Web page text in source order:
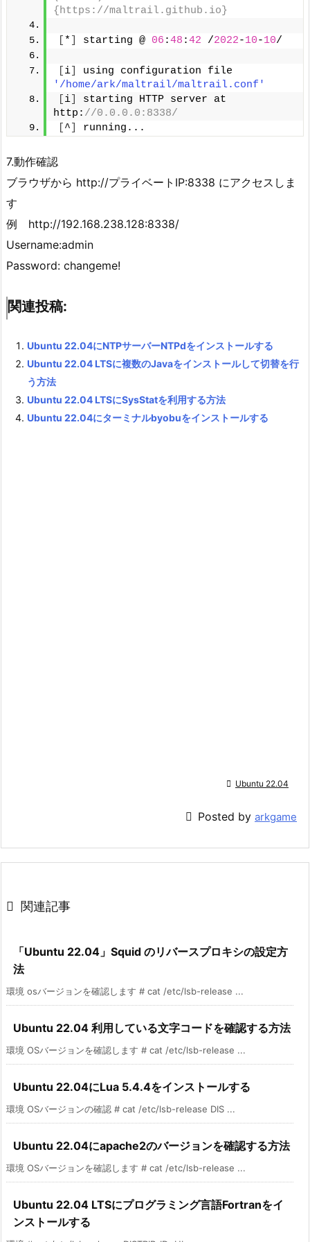
{https://maltrail.github.io}
* starting @ 06 :48 :42 /2022-10-10/
i
'/home/ark/maltrail/maltrail.conf'
i
starting HTTP server at
http: //0.0.0.0:8338/
^ running...
7.動作確認
ブラウザから http://プライベートIP:8338 にアクセスしま
す
例 http://192.168.238.128:8338/
Username:admin
Password: changeme!
関連投稿:
Ubuntu 22.04にNTPサーバーNTPdをインストールする
Ubuntu 22.04 LTSに複数のJavaをインストールして切替を行
う方法
Ubuntu 22.04 LTSにSysStatを利用する方法
Ubuntu 22.04にターミナルbyobuをインストールする
 Ubuntu 22.04
 Posted by arkgame
 関連記事
「Ubuntu 22.04」Squid のリバースプロキシの設定方
法
環境 osバージョンを確認します # cat /etc/lsb-release ...
Ubuntu 22.04 利用している文字コードを確認する方法
環境 OSバージョンを確認します # cat /etc/lsb-release ...
Ubuntu 22.04にLua 5.4.4をインストールする
環境 OSバージョンの確認 # cat /etc/lsb-release DIS ...
Ubuntu 22.04にapache2のバージョンを確認する方法
環境 OSバージョンを確認します # cat /etc/lsb-release ...
Ubuntu 22.04 LTSにプログラミング言語Fortranをイ
ンストールする